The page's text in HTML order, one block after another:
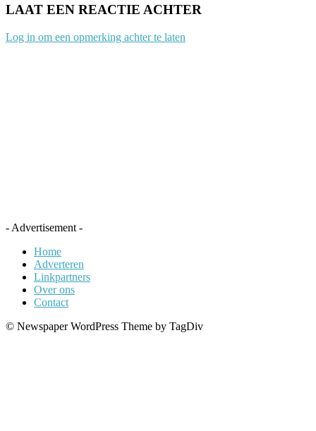
LAAT EEN REACTIE ACHTER
Log in om een opmerking achter te laten
- Advertisement -
Home
Adverteren
Linkpartners
Over ons
Contact
© Newspaper WordPress Theme by TagDiv